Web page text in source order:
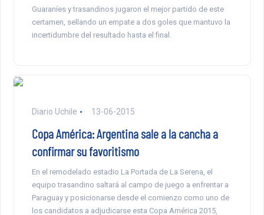
Guaraníes y trasandinos jugaron el mejor partido de este
certamen, sellando un empate a dos goles que mantuvo la
incertidumbre del resultado hasta el final.
Diario Uchile 13-06-2015
Copa América: Argentina sale a la cancha a
confirmar su favoritismo
En el remodelado estadio La Portada de La Serena, el
equipo trasandino saltará al campo de juego a enfrentar a
Paraguay y posicionarse desde el comienzo como uno de
los candidatos a adjudicarse esta Copa América 2015,